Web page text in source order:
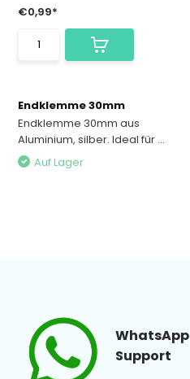
€0,99*
Endklemme 30mm
Endklemme 30mm aus
Aluminium, silber. Ideal für ...
Auf Lager
WhatsApp
Support